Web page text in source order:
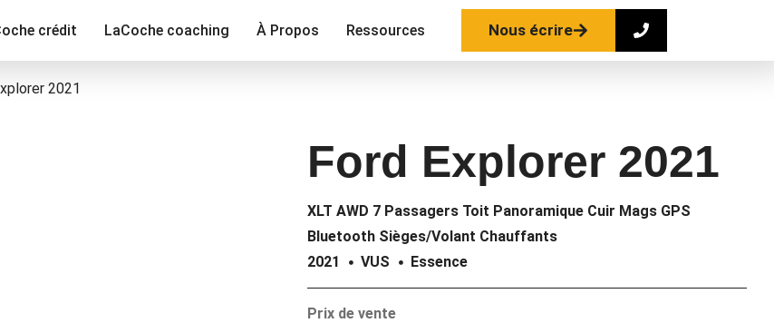
Nous écrire
crédit LaCoche coaching À Propos Ressources
2021
Ford Explorer 2021
XLT AWD 7 Passagers Toit Panoramique Cuir Mags GPS
Bluetooth Sièges/Volant Chauffants
2021
VUS Essence
Prix de vente